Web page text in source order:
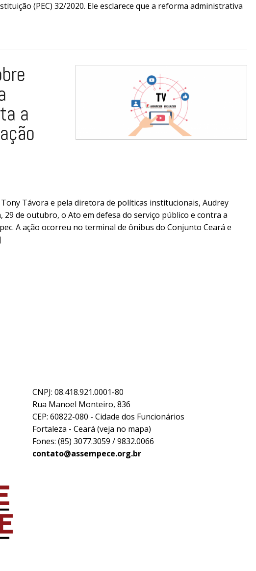
(PEC) 32/2020. Ele esclarece que a reforma administrativa
a
Távora e pela diretora de políticas institucionais, Audrey
de outubro, o Ato em defesa do serviço público e contra a
A ação ocorreu no terminal de ônibus do Conjunto Ceará e
CNPJ: 08.418.921.0001-80
Rua Manoel Monteiro, 836
CEP: 60822-080 - Cidade dos Funcionários
Fortaleza - Ceará (veja no mapa)
Fones: (85) 3077.3059 / 9832.0066
contato@assempece.org.br